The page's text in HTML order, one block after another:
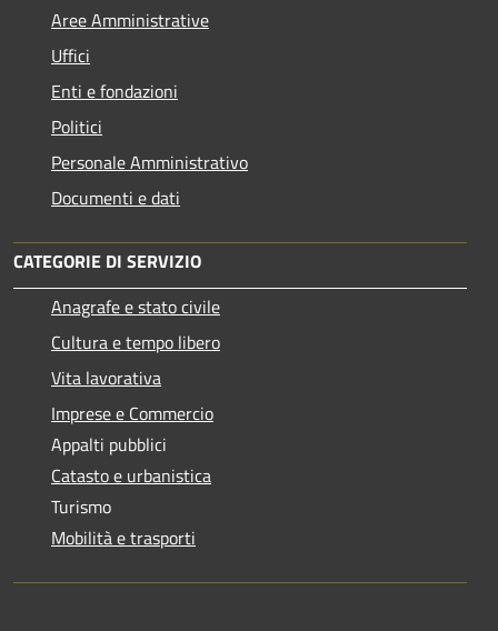
Aree Amministrative
Uffici
Enti e fondazioni
Politici
Personale Amministrativo
Documenti e dati
CATEGORIE DI SERVIZIO
Anagrafe e stato civile
Cultura e tempo libero
Vita lavorativa
Imprese e Commercio
Appalti pubblici
Catasto e urbanistica
Turismo
Mobilità e trasporti